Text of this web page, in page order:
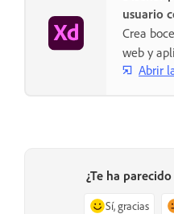
usuario
Crea
web y
Abrir
¿Te ha
Sí, gracias